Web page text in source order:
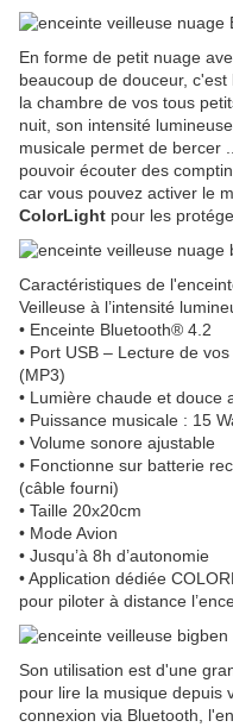
En forme de petit nuage
beaucoup de douceur,
la chambre de vos tous
nuit, son intensité
musicale permet de bercer
pouvoir écouter des
car vous pouvez activer le
ColorLight pour les
Caractéristiques de
Veilleuse à l’intensité
• Enceinte Bluetooth® 4.2
• Port USB – Lecture de
(MP3)
• Lumière chaude et douce
• Puissance musicale : 15
• Volume sonore ajustable
• Fonctionne sur batterie
(câble fourni)
• Taille 20x20cm
• Mode Avion
• Jusqu’à 8h d’autonomie
• Application dédiée
pour piloter à distance
Son utilisation est d'une
pour lire la musique depuis
connexion via Bluetooth,